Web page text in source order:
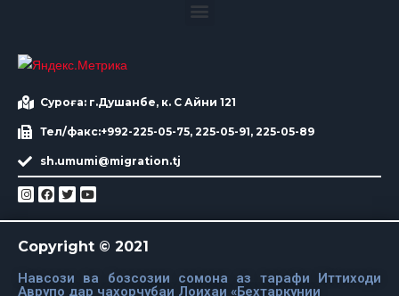
Суроға: г.Душанбе, к. С Айни 121
Тел/факс:+992-225-05-75, 225-05-91, 225-05-89
sh.umumi@migration.tj
Copyright © 2021
Навсози ва бозсозии сомона аз тарафи Иттиходи
Аврупо дар чахорчубаи Лоихаи «Бехтаркунии